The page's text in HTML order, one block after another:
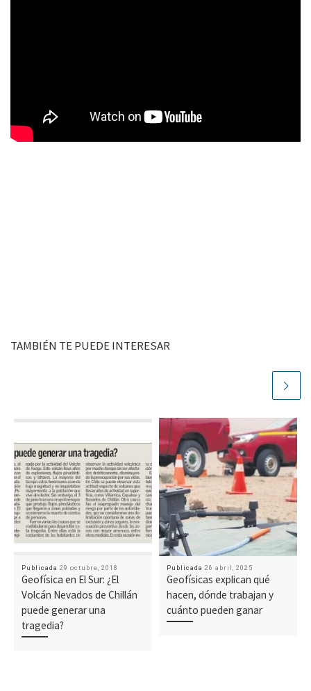
TAMBIÉN TE PUEDE INTERESAR
Publicada 29 octubre, 2018
Geofísica en El Sur: ¿El
Volcán Nevados de Chillán
puede generar una
tragedia?
Publicada 26 abril, 2025
Geofísicas explican qué
hacen, dónde trabajan y
cuánto pueden ganar